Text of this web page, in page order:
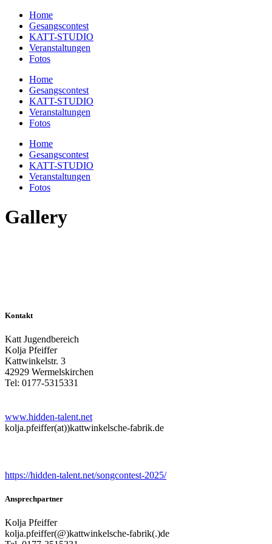
Home
Gesangscontest
KATT-STUDIO
Veranstaltungen
Fotos
Home
Gesangscontest
KATT-STUDIO
Veranstaltungen
Fotos
Home
Gesangscontest
KATT-STUDIO
Veranstaltungen
Fotos
Gallery
Kontakt
Katt Jugendbereich
Kolja Pfeiffer
Kattwinkelstr. 3
42929 Wermelskirchen
Tel: 0177-5315331
www.hidden-talent.net
kolja.pfeiffer(at))kattwinkelsche-fabrik.de
https://hidden-talent.net/songcontest-2025/
Ansprechpartner
Kolja Pfeiffer
kolja.pfeiffer(@)kattwinkelsche-fabrik(.)de